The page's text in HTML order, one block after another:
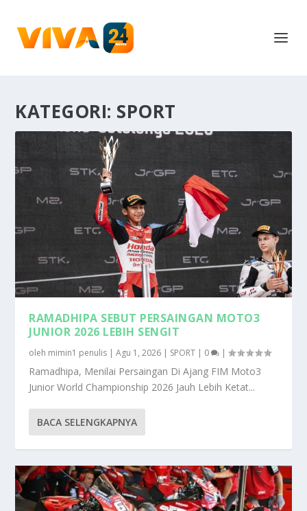
KATEGORI: SPORT
RAMADHIPA SEBUT PERSAINGAN MOTO3
JUNIOR 2026 LEBIH SENGIT
oleh mimin1 penulis |Agu 1, 2026 | SPORT | 0 |
Ramadhipa, Menilai Persaingan Di Ajang FIM Moto3
Junior World Championship 2026 Jauh Lebih Ketat...
BACA SELENGKAPNYA